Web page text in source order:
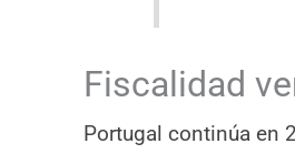
Fiscalidad
Portugal continúa en